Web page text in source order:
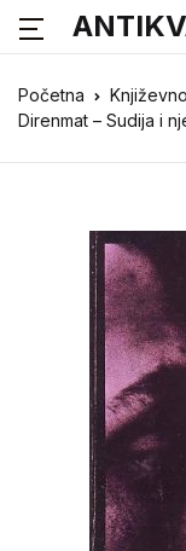
Početna
Direnmat – Sudija i